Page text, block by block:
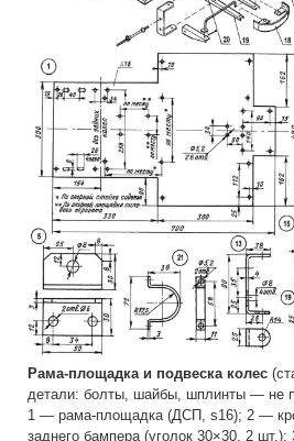
Рама-площадка и подвеска колес
детали: болты, шайбы, шплинты — не
1 — рама-площадка (ДСП, s16); 2 —
заднего бампера (уголок 30×30, 2